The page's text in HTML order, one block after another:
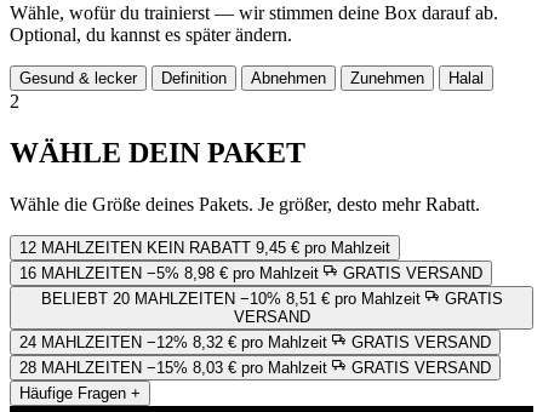
Wähle, wofür du trainierst — wir stimmen deine Box darauf ab.
Optional, du kannst es später ändern.
Gesund & lecker Definition Abnehmen Zunehmen Halal
2
WÄHLE DEIN PAKET
Wähle die Größe deines Pakets. Je größer, desto mehr Rabatt.
12 MAHLZEITEN KEIN RABATT 9,45 € pro Mahlzeit
16 MAHLZEITEN −5% 8,98 € pro Mahlzeit
GRATIS VERSAND
BELIEBT 20 MAHLZEITEN −10% 8,51 € pro Mahlzeit
VERSAND
24 MAHLZEITEN −12% 8,32 € pro Mahlzeit
GRATIS VERSAND
28 MAHLZEITEN −15% 8,03 € pro Mahlzeit
GRATIS VERSAND
Häufige Fragen +